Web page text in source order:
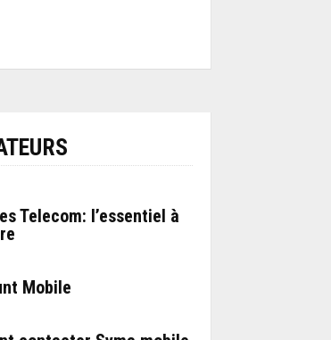
Telecom: l’essentiel à
Mobile